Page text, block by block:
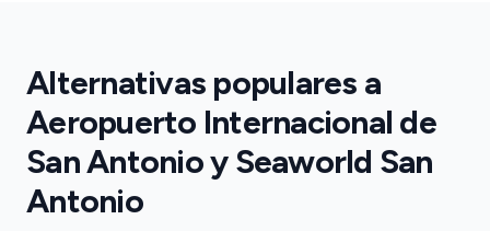
Alternativas populares a
Aeropuerto Internacional de
San Antonio y Seaworld San
Antonio